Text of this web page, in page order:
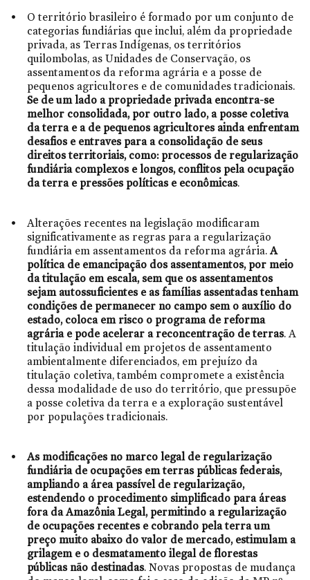
O território brasileiro é formado por um conjunto de
categorias fundiárias que inclui, além da propriedade
privada, as Terras Indígenas, os territórios
quilombolas, as Unidades de Conservação, os
assentamentos da reforma agrária e a posse de
pequenos agricultores e de comunidades tradicionais.
Se de um lado a propriedade privada encontra-se
melhor consolidada, por outro lado, a posse coletiva
da terra e a de pequenos agricultores ainda enfrentam
desafios e entraves para a consolidação de seus
direitos territoriais, como: processos de regularização
fundiária complexos e longos, conflitos pela ocupação
da terra e pressões políticas e econômicas.
Alterações recentes na legislação modificaram
significativamente as regras para a regularização
fundiária em assentamentos da reforma agrária. A
política de emancipação dos assentamentos, por meio
da titulação em escala, sem que os assentamentos
sejam autossuficientes e as famílias assentadas tenham
condições de permanecer no campo sem o auxílio do
estado, coloca em risco o programa de reforma
agrária e pode acelerar a reconcentração de terras. A
titulação individual em projetos de assentamento
ambientalmente diferenciados, em prejuízo da
titulação coletiva, também compromete a existência
dessa modalidade de uso do território, que pressupõe
a posse coletiva da terra e a exploração sustentável
por populações tradicionais.
As modificações no marco legal de regularização
fundiária de ocupações em terras públicas federais,
ampliando a área passível de regularização,
estendendo o procedimento simplificado para áreas
fora da Amazônia Legal, permitindo a regularização
de ocupações recentes e cobrando pela terra um
preço muito abaixo do valor de mercado, estimulam a
grilagem e o desmatamento ilegal de florestas
públicas não destinadas. Novas propostas de mudança